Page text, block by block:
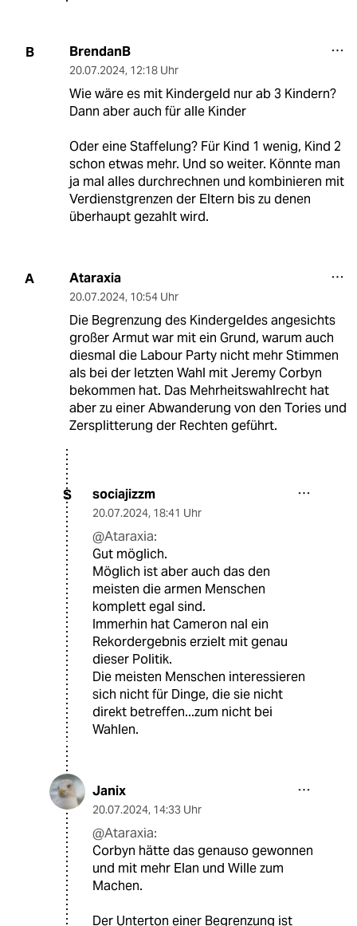
B BrendanB
20.07.2024, 12:18 Uhr
Wie wäre es mit Kindergeld nur ab 3 Kindern?
Dann aber auch für alle Kinder
Oder eine Staffelung? Für Kind 1 wenig, Kind 2
schon etwas mehr. Und so weiter. Könnte man
ja mal alles durchrechnen und kombinieren mit
Verdienstgrenzen der Eltern bis zu denen
überhaupt gezahlt wird.
A Ataraxia
20.07.2024, 10:54 Uhr
Die Begrenzung des Kindergeldes angesichts
großer Armut war mit ein Grund, warum auch
diesmal die Labour Party nicht mehr Stimmen
als bei der letzten Wahl mit Jeremy Corbyn
bekommen hat. Das Mehrheitswahlrecht hat
aber zu einer Abwanderung von den Tories und
Zersplitterung der Rechten geführt.
S sociajizzm
20.07.2024, 18:41 Uhr
@Ataraxia:
Gut möglich.
Möglich ist aber auch das den
meisten die armen Menschen
komplett egal sind.
Immerhin hat Cameron nal ein
Rekordergebnis erzielt mit genau
dieser Politik.
Die meisten Menschen interessieren
sich nicht für Dinge, die sie nicht
direkt betreffen...zum nicht bei
Wahlen.
Janix
20.07.2024, 14:33 Uhr
@Ataraxia:
Corbyn hätte das genauso gewonnen
und mit mehr Elan und Wille zum
Machen.
Der Unterton einer Begrenzung ist